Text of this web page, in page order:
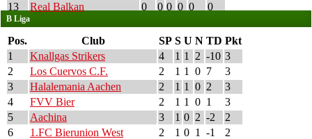
13
Real Balkan 0 0 0 0 0 0
B Liga
Pos. Club SP S U N TD Pkt
1
Knallgas Strikers 4 1 1 2 -10 3
2
Los Cuervos C.F. 2 1 1 0 7
3
3
Halalemania Aachen 2 1 1 0 2
3
4
FVV Bier 2 1 1 0 1
3
5
Aachina 3 1 0 2 -2
2
6
1.FC Bierunion West 2 1 0 1 -1
2